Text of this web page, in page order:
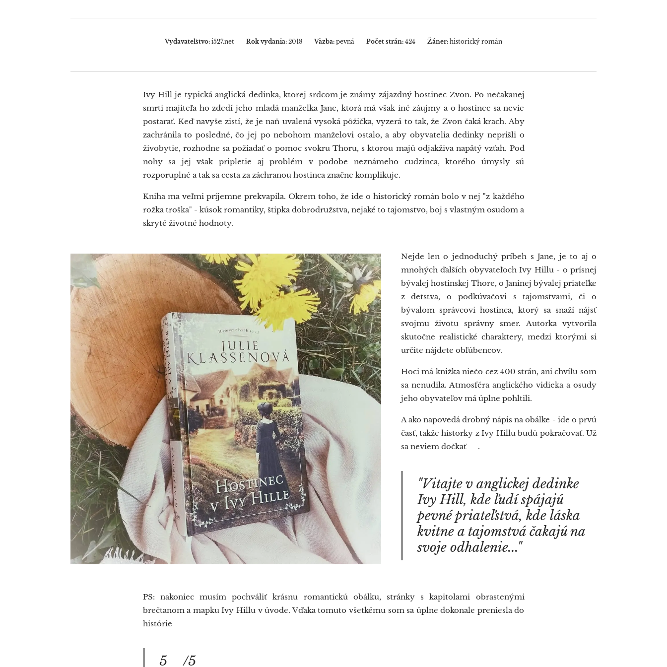
Vydavateľstvo: i527.net Rok vydania: 2018Väzba: pevná Počet strán: 424 Žáner: historický román
Ivy Hill je typická anglická dedinka, ktorej srdcom je známy zájazdný hostinec Zvon. Po nečakanej
smrti majiteľa ho zdedí jeho mladá manželka Jane, ktorá má však iné záujmy a o hostinec sa nevie
postarať. Keď navyše zistí, že je naň uvalená vysoká pôžička, vyzerá to tak, že Zvon čaká krach. Aby
zachránila to posledné, čo jej po nebohom manželovi ostalo, a aby obyvatelia dedinky neprišli o
živobytie, rozhodne sa požiadať o pomoc svokru Thoru, s ktorou majú odjakživa napätý vzťah. Pod
nohy sa jej však pripletie aj problém v podobe neznámeho cudzinca, ktorého úmysly sú
rozporuplné a tak sa cesta za záchranou hostinca značne komplikuje.
Kniha ma veľmi príjemne prekvapila. Okrem toho, že ide o historický román bolo v nej "z každého
rožka troška" - kúsok romantiky, štipka dobrodružstva, nejaké to tajomstvo, boj s vlastným osudom a
skryté životné hodnoty.
Nejde len o jednoduchý príbeh s Jane, je to aj o
mnohých ďalších obyvateľoch Ivy Hillu - o prísnej
bývalej hostinskej Thore, o Janinej bývalej priateľke
z detstva, o podkúvačovi s tajomstvami, či o
bývalom správcovi hostinca, ktorý sa snaží nájsť
svojmu životu správny smer. Autorka vytvorila
skutočne realistické charaktery, medzi ktorými si
určite nájdete obľúbencov.
Hoci má knižka niečo cez 400 strán, ani chvíľu som
sa nenudila. Atmosféra anglického vidieka a osudy
jeho obyvateľov má úplne pohltili.
A ako napovedá drobný nápis na obálke - ide o prvú
časť, takže historky z Ivy Hillu budú pokračovať. Už
sa neviem dočkať 😊.
"Vitajte v anglickej dedinke
Ivy Hill, kde ľudí spájajú
pevné priateľstvá, kde láska
kvitne a tajomstvá čakajú na
svoje odhalenie..."
PS: nakoniec musím pochváliť krásnu romantickú obálku, stránky s kapitolami obrastenými
brečtanom a mapku Ivy Hillu v úvode. Vďaka tomuto všetkému som sa úplne dokonale preniesla do
histórie 👍
5⭐/5⭐